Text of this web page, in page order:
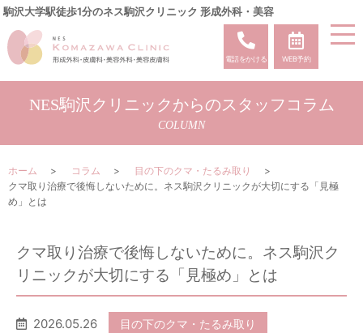
駒沢大学駅徒歩1分のネス駒沢クリニック 形成外科・美容
電話をかける WEB予約
NES駒沢クリニックからのスタッフコラム
COLUMN
ホーム コラム
目の下のクマ・たるみ取り
クマ取り治療で後悔しないために。ネス駒沢クリニックが大切にする「見極
め」とは
クマ取り治療で後悔しないために。ネス駒沢ク
リニックが大切にする「見極め」とは
2026.05.26 目の下のクマ・たるみ取り